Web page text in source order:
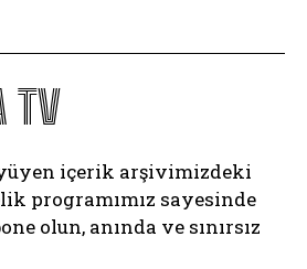
TV
içerik arşivimizdeki
programımız sayesinde
olun, anında ve sınırsız